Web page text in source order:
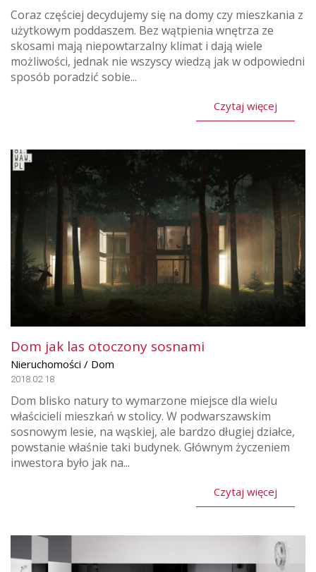
Coraz częściej decydujemy się na domy czy mieszkania z
użytkowym poddaszem. Bez wątpienia wnętrza ze
skosami mają niepowtarzalny klimat i dają wiele
możliwości, jednak nie wszyscy wiedzą jak w odpowiedni
sposób poradzić sobie...
Czytaj więcej
Dom jak las otoczony sosnami
Nieruchomości / Dom
2018.02.18
Dom blisko natury to wymarzone miejsce dla wielu
właścicieli mieszkań w stolicy. W podwarszawskim
sosnowym lesie, na wąskiej, ale bardzo długiej działce,
powstanie właśnie taki budynek. Głównym życzeniem
inwestora było jak na...
Czytaj więcej